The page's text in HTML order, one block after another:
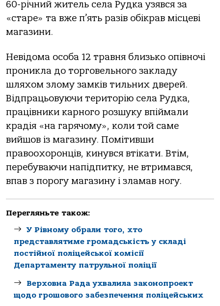
60-річний житель села Рудка узявся за
«старе» та вже п’ять разів обікрав місцеві
магазини.
Невідома особа 12 травня близько опівночі
проникла до торговельного закладу
шляхом злому замків тильних дверей.
Відпрацьовуючи територію села Рудка,
працівники карного розшуку впіймали
крадія «на гарячому», коли той саме
вийшов із магазину. Помітивши
правоохоронців, кинувся втікати. Втім,
перебуваючи напідпитку, не втримався,
впав з порогу магазину і зламав ногу.
Перегляньте також:
У Рівному обрали того, хто
представлятиме громадськість у складі
постійної поліцейської комісії
Департаменту патрульної поліції
Верховна Рада ухвалила законопроект
щодо грошового забезпечення поліцейських